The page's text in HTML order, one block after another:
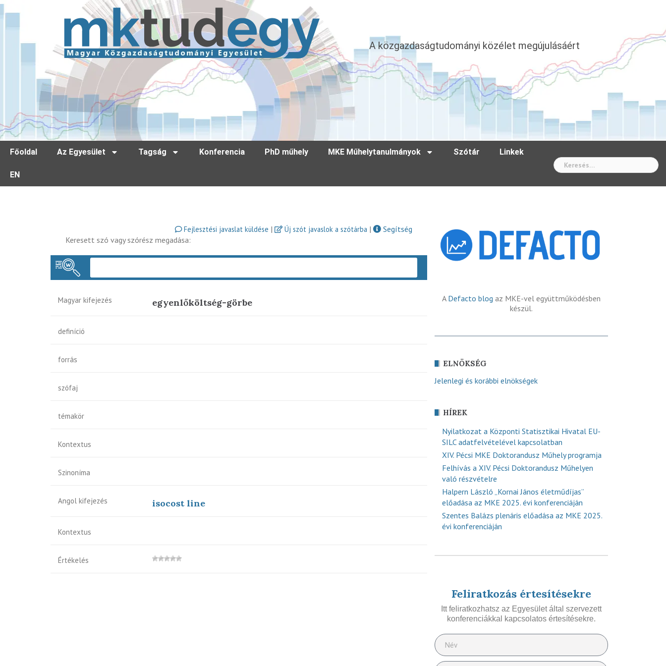
A közgazdaságtudományi közélet megújulásáért
Főoldal Az Egyesület Tagság Konferencia PhD műhely MKE Műhelytanulmányok Szótár Linkek
EN
Fejlesztési javaslat küldése | Új szót javaslok a szótárba |
Segítség
Keresett szó vagy szórész megadása:
Magyar kifejezés egyenlőköltség-görbe
definíció
forrás
szófaj
témakör
Kontextus
Szinoníma
Angol kifejezés isocost line
Kontextus
Értékelés
A Defacto blog az MKE-vel együttműködésben
készül.
ELNÖKSÉG
Jelenlegi és korábbi elnökségek
HÍREK
Nyilatkozat a Központi Statisztikai Hivatal EU-
SILC adatfelvételével kapcsolatban
XIV. Pécsi MKE Doktorandusz Műhely programja
Felhívás a XIV. Pécsi Doktorandusz Műhelyen
való részvételre
Halpern László „Kornai János életműdíjas”
előadása az MKE 2025. évi konferenciáján
Szentes Balázs plenáris előadása az MKE 2025.
évi konferenciáján
Feliratkozás értesítésekre
Itt feliratkozhatsz az Egyesület által szervezett
konferenciákkal kapcsolatos értesítésekre.